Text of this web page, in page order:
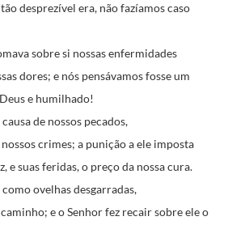
tão desprezível era, não fazíamos caso
sobre si nossas enfermidades
dores; e nós pensávamos fosse um
e humilhado!
de nossos pecados,
crimes; a punição a ele imposta
e suas feridas, o preço da nossa cura.
ovelhas desgarradas,
e o Senhor fez recair sobre eleo